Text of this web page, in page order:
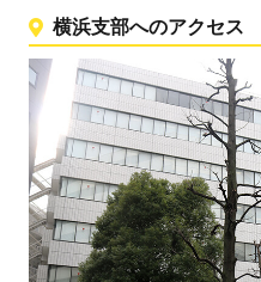
横浜支部へのアクセス